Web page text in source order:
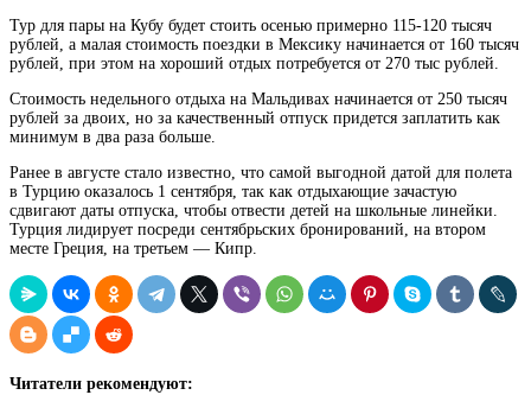
Тур для пары на Кубу будет стоить осенью примерно 115-120 тысяч
рублей, а малая стоимость поездки в Мексику начинается от 160 тысяч
рублей, при этом на хороший отдых потребуется от 270 тыс рублей.
Стоимость недельного отдыха на Мальдивах начинается от 250 тысяч
рублей за двоих, но за качественный отпуск придется заплатить как
минимум в два раза больше.
Ранее в августе стало известно, что самой выгодной датой для полета
в Турцию оказалось 1 сентября, так как отдыхающие зачастую
сдвигают даты отпуска, чтобы отвести детей на школьные линейки.
Турция лидирует посреди сентябрьских бронирований, на втором
месте Греция, на третьем — Кипр.
Читатели рекомендуют: